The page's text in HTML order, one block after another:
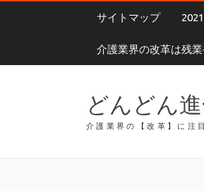
サイトマップ
介護業界の改革は残
どんどん
介護業界の【改革】に注